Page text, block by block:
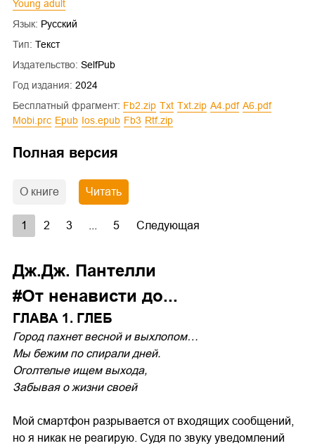
Young adult
Язык: Русский
Тип: Текст
Издательство: SelfPub
Год издания: 2024
Бесплатный фрагмент:
fb2.zip txt txt.zip a4.pdf
a6.pdf
mobi.prc
epub ios.epub fb3 rtf.zip
Полная версия
О книге Читать
1 2 3 5 Следующая
Дж.Дж. Пантелли
#От ненависти до...
ГЛАВА 1. ГЛЕБ
Город пахнет весной и выхлопом…
Мы бежим по спирали дней.
Оголтелые ищем выхода,
Забывая о жизни своей
Мой смартфон разрывается от входящих сообщений,
но я никак не реагирую. Судя по звуку уведомлений